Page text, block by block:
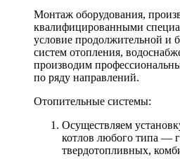
Монтаж оборудования,
квалифицированными
условие продолжительной и
систем отопления,
производим
по ряду направлений.
Отопительные системы:
Осуществляем
котлов любого типа —
твердотопливных,